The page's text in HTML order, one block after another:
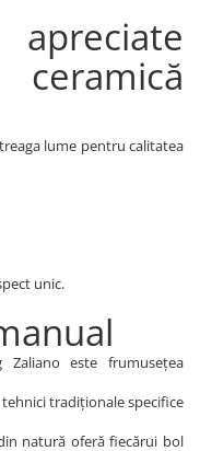
lume pentru calitatea
unic.
este frumusețea
tradiționale specifice
natură oferă fiecărui bol